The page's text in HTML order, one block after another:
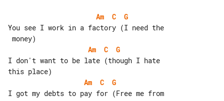
Am C
G
You see I work in a factory (I need the
Am
C
G
I don't want to be late (though I hate
Am
C
G
I got my debts to pay for (Free me from